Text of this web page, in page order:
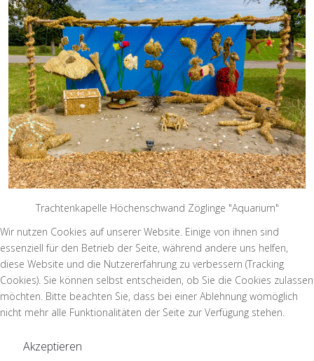
Trachtenkapelle Höchenschwand Zöglinge "Aquarium"
Wir nutzen Cookies auf unserer Website. Einige von ihnen sind
essenziell für den Betrieb der Seite, während andere uns helfen,
diese Website und die Nutzererfahrung zu verbessern (Tracking
Cookies). Sie können selbst entscheiden, ob Sie die Cookies zulassen
möchten. Bitte beachten Sie, dass bei einer Ablehnung womöglich
nicht mehr alle Funktionalitäten der Seite zur Verfügung stehen.
Akzeptieren